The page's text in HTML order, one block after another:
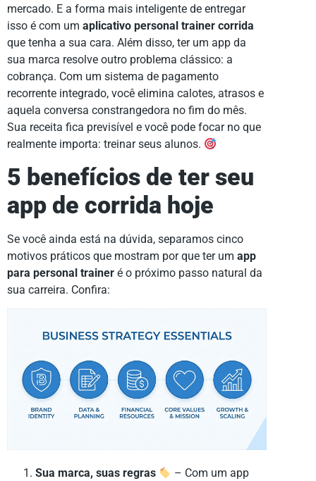
mercado. E a forma mais inteligente de entregar
isso é com um aplicativo personal trainer corrida
que tenha a sua cara. Além disso, ter um app da
sua marca resolve outro problema clássico: a
cobrança. Com um sistema de pagamento
recorrente integrado, você elimina calotes, atrasos e
aquela conversa constrangedora no fim do mês.
Sua receita fica previsível e você pode focar no que
realmente importa: treinar seus alunos.
5 benefícios de ter seu
app de corrida hoje
Se você ainda está na dúvida, separamos cinco
motivos práticos que mostram por que ter um app
para personal trainer é o próximo passo natural da
sua carreira. Confira:
Sua marca, suas regras
– Com um app